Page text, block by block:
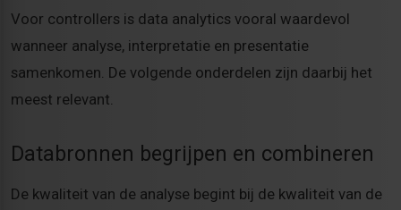
Voor controllers is data analytics vooral waardevol
wanneer analyse, interpretatie en presentatie
samenkomen. De volgende onderdelen zijn daarbij het
meest relevant.
Databronnen begrijpen en combineren
De kwaliteit van de analyse begint bij de kwaliteit van de